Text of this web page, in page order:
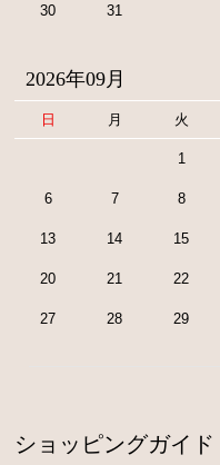
30 31
2026年09月
日 月 火
1
6 7 8
13 14 15
20 21 22
27 28 29
ショッピングガイド